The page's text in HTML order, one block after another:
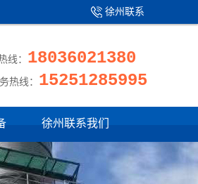
徐州联系
线： 18036021380
热线： 15251285995
徐州联系我们